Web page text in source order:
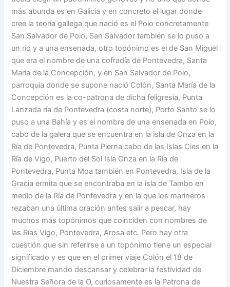
más abunda es en Galicia y en concreto el lugar donde
cree la teoría gallega que nació es el Poio concretamente
San Salvador de Poio, San Salvador también se lo puso a
un río y a una ensenada, otro topónimo es el de San Miguel
que era el nombre de una cofradía de Pontevedra, Santa
Maria de la Concepción, y en San Salvador de Poio,
parroquia donde se supone nació Colón, Santa María de la
Concepción es la co-patrona de dicha feligresía, Punta
Lanzada ría de Pontevedra (costa norte), Porto Santo se lo
puso a una Bahía y es el nombre de una ensenada en Poio,
cabo de la galera que se encuentra en la isla de Onza en la
Ría de Pontevedra, Punta Pierna cabo de las Islas Cies en la
Ría de Vigo, Puerto del Sol Isla Onza en la Ría de
Pontevedra, Punta Moa también en Pontevedra, Isla de la
Gracia ermita que se encontraba en la isla de Tambo en
medio de la Ría de Pontevedra y en la que los marineros
rezaban una última oración antes salir a pescar, hay
muchos más topónimos que coinciden con nombres de
las Rías Vigo, Pontevedra, Arosa etc. Pero hay otra
cuestión que sin referirse a un topónimo tiene un especial
significado y es que en el primer viaje Colón el 18 de
Diciembre mando descansar y celebrar la festividad de
Nuestra Señora de la O, curiosamente es la Patrona de